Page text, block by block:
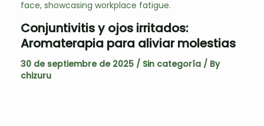
Conjuntivitis y ojos irritados:
Aromaterapia para aliviar molestias
30 de septiembre de 2025 / Sin categoría / By
chizuru